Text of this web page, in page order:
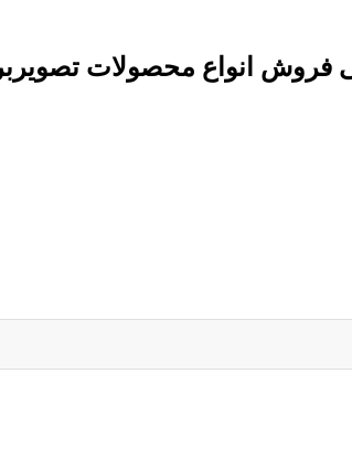
فروش انواع محصولات